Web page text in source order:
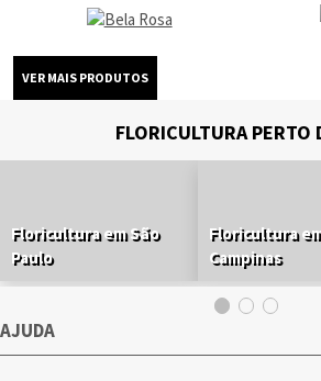
FLORICULTURA PERTO
Floricultura em São
Paulo
Floricultura
Campinas
AJUDA